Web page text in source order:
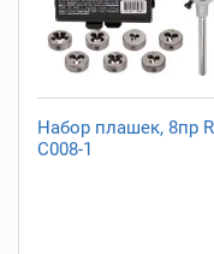
Набор плашек, 8пр
C008-1